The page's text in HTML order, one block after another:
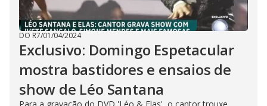
DO R7/01/04/2024
Exclusivo: Domingo Espetacular
mostra bastidores e ensaios de
show de Léo Santana